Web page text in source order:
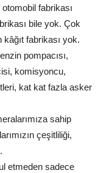
fabrikası
bile yok. Çok
fabrikası yok.
pompacısı,
komisyoncu,
kat kat fazla asker
sahip
çeşitliliği,
etmeden sadece